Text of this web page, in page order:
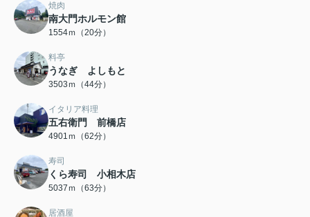
焼肉
南大門ホルモン館
1554ｍ（20分）
料亭
うなぎ よしもと
3503ｍ（44分）
イタリア料理
五右衛門 前橋店
4901ｍ（62分）
寿司
くら寿司 小相木店
5037ｍ（63分）
居酒屋